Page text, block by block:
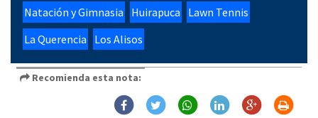
Natación y Gimnasia
Huirapuca
Lawn Tennis
La Querencia
Los Alisos
Recomienda esta nota: